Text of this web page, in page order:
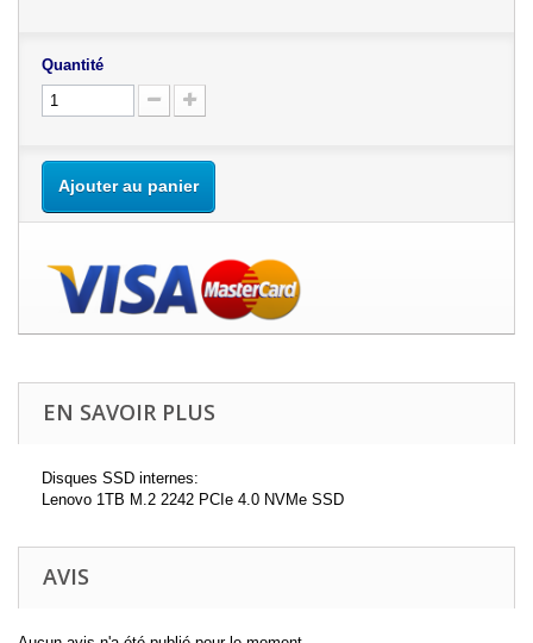
Quantité
Ajouter au panier
EN SAVOIR PLUS
Disques SSD internes:
Lenovo 1TB M.2 2242 PCIe 4.0 NVMe SSD
AVIS